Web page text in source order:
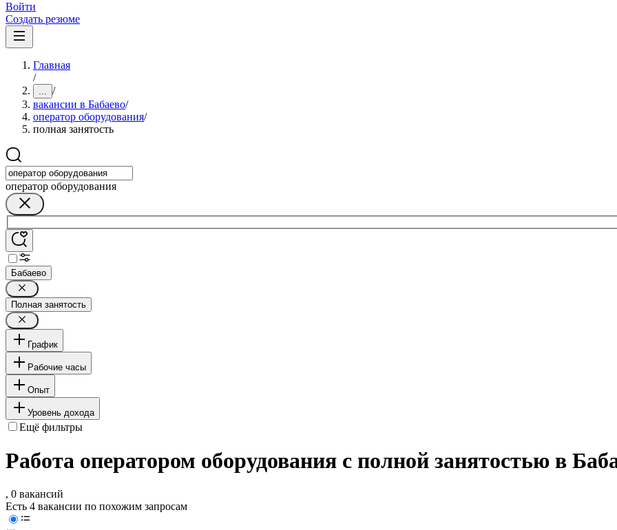
Войти
Создать резюме
Главная
/
... /
вакансии в Бабаево/
оператор оборудования/
полная занятость
оператор оборудования
Бабаево
Полная занятость
График
Рабочие часы
Опыт
Уровень дохода
Ещё фильтры
Работа оператором оборудования с полной занятостью в
, 0 вакансий
Есть 4 вакансии по похожим запросам